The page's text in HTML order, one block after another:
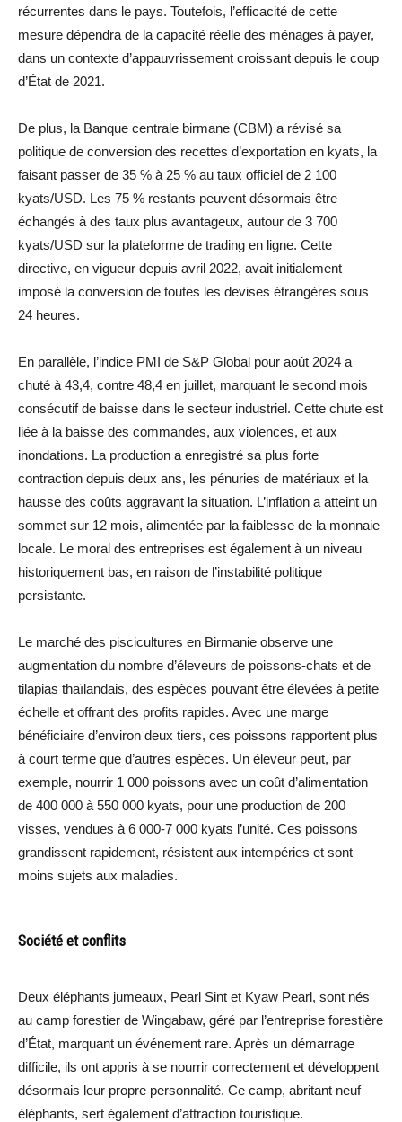
récurrentes dans le pays. Toutefois, l’efficacité de cette
mesure dépendra de la capacité réelle des ménages à payer,
dans un contexte d’appauvrissement croissant depuis le coup
d’État de 2021.
De plus, la Banque centrale birmane (CBM) a révisé sa
politique de conversion des recettes d’exportation en kyats, la
faisant passer de 35 % à 25 % au taux officiel de 2 100
kyats/USD. Les 75 % restants peuvent désormais être
échangés à des taux plus avantageux, autour de 3 700
kyats/USD sur la plateforme de trading en ligne. Cette
directive, en vigueur depuis avril 2022, avait initialement
imposé la conversion de toutes les devises étrangères sous
24 heures.
En parallèle, l’indice PMI de S&P Global pour août 2024 a
chuté à 43,4, contre 48,4 en juillet, marquant le second mois
consécutif de baisse dans le secteur industriel. Cette chute est
liée à la baisse des commandes, aux violences, et aux
inondations. La production a enregistré sa plus forte
contraction depuis deux ans, les pénuries de matériaux et la
hausse des coûts aggravant la situation. L’inflation a atteint un
sommet sur 12 mois, alimentée par la faiblesse de la monnaie
locale. Le moral des entreprises est également à un niveau
historiquement bas, en raison de l’instabilité politique
persistante.
Le marché des piscicultures en Birmanie observe une
augmentation du nombre d’éleveurs de poissons-chats et de
tilapias thaïlandais, des espèces pouvant être élevées à petite
échelle et offrant des profits rapides. Avec une marge
bénéficiaire d’environ deux tiers, ces poissons rapportent plus
à court terme que d’autres espèces. Un éleveur peut, par
exemple, nourrir 1 000 poissons avec un coût d’alimentation
de 400 000 à 550 000 kyats, pour une production de 200
visses, vendues à 6 000-7 000 kyats l’unité. Ces poissons
grandissent rapidement, résistent aux intempéries et sont
moins sujets aux maladies.
Société et conflits
Deux éléphants jumeaux, Pearl Sint et Kyaw Pearl, sont nés
au camp forestier de Wingabaw, géré par l’entreprise forestière
d’État, marquant un événement rare. Après un démarrage
difficile, ils ont appris à se nourrir correctement et développent
désormais leur propre personnalité. Ce camp, abritant neuf
éléphants, sert également d’attraction touristique.